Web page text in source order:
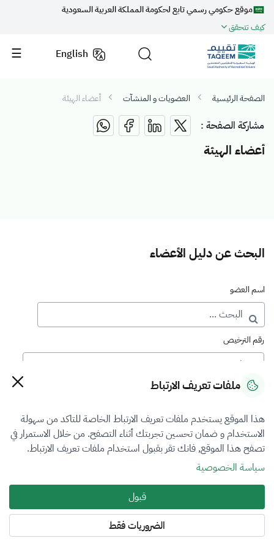
موقع حكومي رسمي تابع لحكومة المملكة العربية السعودية
كيف تتحقق
English
الصفحة الرئيسية العضويات و المنشآت أعضاء الهيئة
مشاركة الصفحة :
أعضاء الهيئة
البحث عن دليل الأعضاء
اسم العضو
رقم الترخيص
رقم العضوية
فرع التقييم
اختر
نوع العضوية
طالب منتسب
المنطقة
ملفات تعريف الارتباط
هذا الموقع يستخدم ملفات تعريف الارتباط الخاصة للتاكد من سهولة
الاستخدام و ضمان تحسين تجربتك أثناء التصفح. من خلال الاستمرار في
تصفح هذا الموقع, فانك تقر بقبول استخدام ملفات تعريف الارتباط.
سياسة الخصوصية
قبول
الضروريات فقط